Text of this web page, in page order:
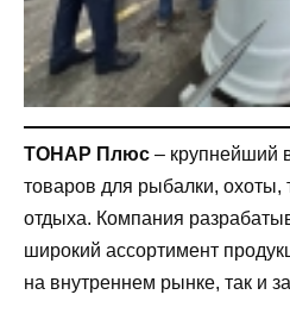
ТОНАР Плюс – крупнейший
товаров для рыбалки, охоты,
отдыха. Компания
широкий ассортимент
на внутреннем рынке, так и